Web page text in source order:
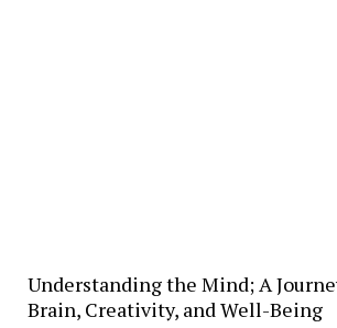
Understanding the Mind; A
Brain, Creativity, and Well-Being